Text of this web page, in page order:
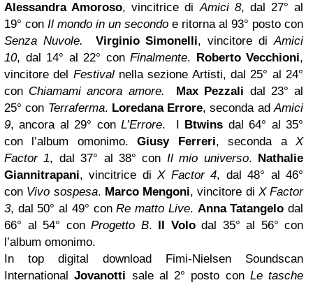
Alessandra Amoroso, vincitrice diAmici 8, dal 27° al
19° con Il mondo in un secondo e ritorna al 93° posto con
Senza Nuvole.
Virginio Simonelli, vincitore diAmici
10, dal 14° al 22° con Finalmente. Roberto Vecchioni,
vincitore del Festivalnella sezione Artisti, dal 25° al 24°
con Chiamami ancora amore. Max Pezzali dal 23° al
25° con Terraferma. LoredanaErrore, seconda adAmici
9, ancora al 29° conL’Errore. I Btwins dal 64° al 35°
con l’album omonimo.Giusy Ferreri, seconda aX
Factor 1, dal 37° al 38° con Il mio universo. Nathalie
Giannitrapani, vincitrice di X Factor 4, dal 48° al 46°
con Vivo sospesa. Marco Mengoni, vincitore di X Factor
3, dal 50° al 49° conRe matto Live. Anna Tatangelo dal
66° al 54° con Progetto B. Il Volodal 35° al 56° con
l’album omonimo.
In top digital download Fimi-Nielsen Soundscan
InternationalJovanotti sale al 2° posto con Le tasche